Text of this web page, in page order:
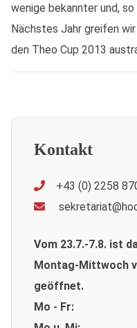
wenige bekannter und,
Nächstes Jahr greifen wir
den Theo Cup 2013
Kontakt
+43 (0) 2258
Vom 23.7.-7.8. ist
Montag-Mittwoch
geöffnet.
Mo - Fr: